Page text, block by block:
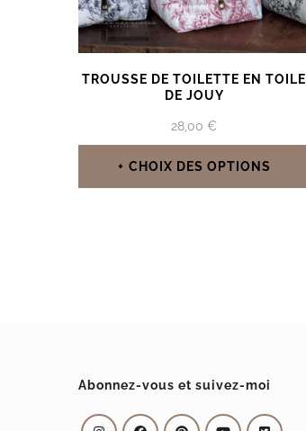
TROUSSE DE TOILETTE EN TOILE
DE JOUY
28,00€
CHOIX DES OPTIONS
options
peuvent
Abonnez-vous et suivez-moi